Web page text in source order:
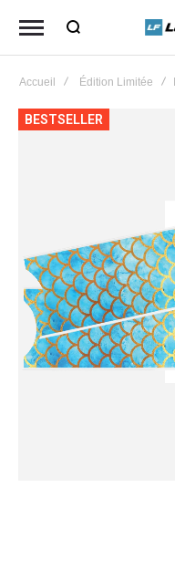
Accueil Édition Limitée
Skip
to
BESTSELLER